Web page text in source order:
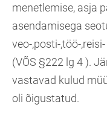
menetlemise, asja
asendamisega
veo-,posti-,töö-
(VÕS §222 lg 4 ).
vastavad kulud
oli õigustatud.